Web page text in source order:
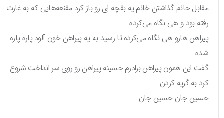
مقابل خانم گذاشتن خانم یه بقچه ای رو باز کرد مقنعه‌هایی که به غارت
رفته بود و هی نگاه می‌کرده
پیراهن هارو هی نگاه می‌کرده تا رسید به یه پیراهن خون آلود پاره پاره
شده
گفت این همون پیراهن برادرم حسینه پیراهن رو روی سر انداخت شروع
کرد به گریه کردن
حسین جان حسین جان